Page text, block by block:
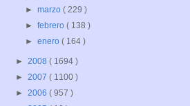
►marzo( 229 )
►febrero( 138 )
►enero( 164 )
► 2008 ( 1694 )
► 2007 ( 1100 )
► 2006 ( 957 )